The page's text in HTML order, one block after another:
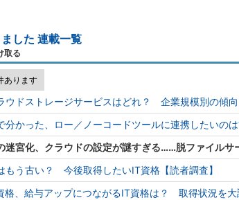
した 連載一覧
取る
あります
ウドストレージサービスはどれ？ 企業規模別の傾
分かった、ロー／ノーコードツールに連携したいの
迷宮化、クラウドの設定が謎すぎる……脱ファイルサ
もう古い？ 今後取得したいIT資格【読者調査】
格、給与アップにつながるIT資格は？ 取得状況を大